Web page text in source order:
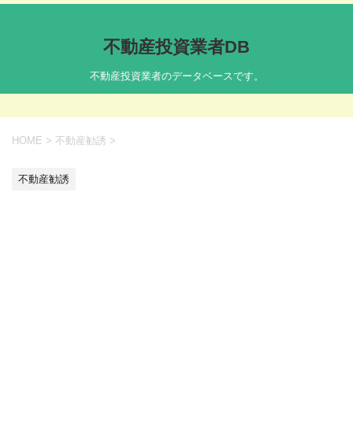
不動産投資業者DB
不動産投資業者のデータベースです。
HOME > 不動産勧誘 >
不動産勧誘